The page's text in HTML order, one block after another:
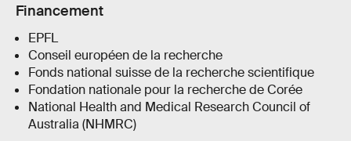
Financement
EPFL
Conseil européen de la recherche
Fonds national suisse de la recherche scientifique
Fondation nationale pour la recherche de Corée
National Health and Medical Research Council of
Australia (NHMRC)